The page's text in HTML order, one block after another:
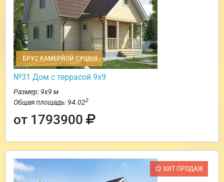
БРУС КАМЕРНОЙ СУШКИ
№31 Дом с террасой 9х9
Размер: 9х9 м
Общая площадь: 94.022
от 1793900
ХИТ ПРОДАЖ